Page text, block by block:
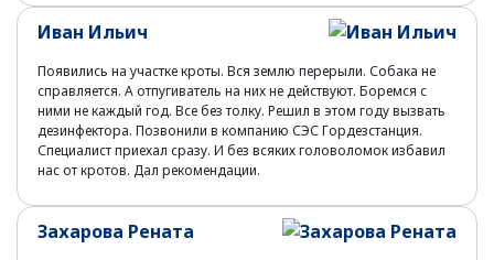
Иван Ильич
Появились на участке кроты. Вся землю перерыли. Собака не
справляется. А отпугиватель на них не действуют. Боремся с
ними не каждый год. Все без толку. Решил в этом году вызвать
дезинфектора. Позвонили в компанию СЭС Гордезстанция.
Специалист приехал сразу. И без всяких головоломок избавил
нас от кротов. Дал рекомендации.
Захарова Рената